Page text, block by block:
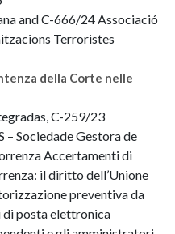
and C-666/24 Associació
Terroristes
della Corte nelle
C-259/23
– Sociedade Gestora de
Accertamenti di
il diritto dell’Unione
preventiva da
di posta elettronica